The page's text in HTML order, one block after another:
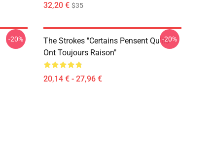
32,20 € $35
-20%
The Strokes "Certains Pensent Qu'ils
Ont Toujours Raison"
20,14 € - 27,96 €
-20%